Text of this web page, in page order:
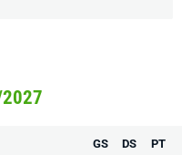
GS DS PT